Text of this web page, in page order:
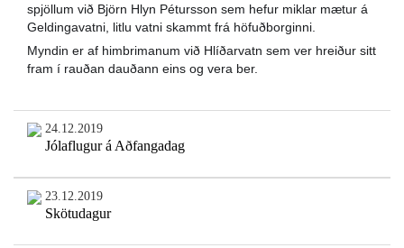
spjöllum við Björn Hlyn Pétursson sem hefur miklar mætur á
Geldingavatni, litlu vatni skammt frá höfuðborginni.
Myndin er af himbrimanum við Hlíðarvatn sem ver hreiður sitt
fram í rauðan dauðann eins og vera ber.
24.12.2019
Jólaflugur á Aðfangadag
23.12.2019
Skötudagur